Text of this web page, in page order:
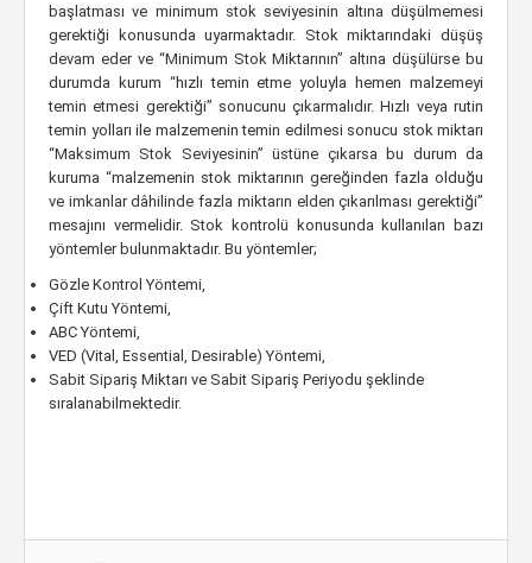
başlatması ve minimum stok seviyesinin altına düşülmemesi
gerektiği konusunda uyarmaktadır. Stok miktarındaki düşüş
devam eder ve “Minimum Stok Miktarının” altına düşülürse bu
durumda kurum “hızlı temin etme yoluyla hemen malzemeyi
temin etmesi gerektiği” sonucunu çıkarmalıdır. Hızlı veya rutin
temin yolları ile malzemenin temin edilmesi sonucu stok miktarı
“Maksimum Stok Seviyesinin” üstüne çıkarsa bu durum da
kuruma “malzemenin stok miktarının gereğinden fazla olduğu
ve imkanlar dâhilinde fazla miktarın elden çıkarılması gerektiği”
mesajını vermelidir. Stok kontrolü konusunda kullanılan bazı
yöntemler bulunmaktadır. Bu yöntemler;
Gözle Kontrol Yöntemi,
Çift Kutu Yöntemi,
ABC Yöntemi,
VED (Vital, Essential, Desirable) Yöntemi,
Sabit Sipariş Miktarı ve Sabit Sipariş Periyodu şeklinde
sıralanabilmektedir.